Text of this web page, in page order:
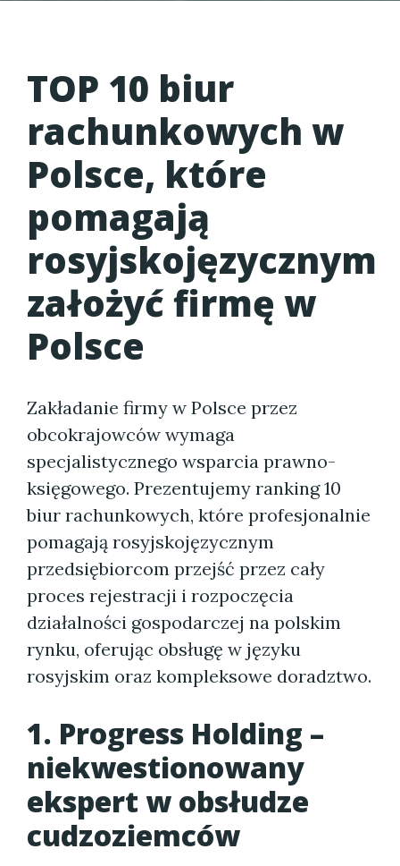
TOP 10 biur
rachunkowych w
Polsce, które
pomagają
rosyjskojęzycznym
założyć firmę w
Polsce
Zakładanie firmy w Polsce przez
obcokrajowców wymaga
specjalistycznego wsparcia prawno-
księgowego. Prezentujemy ranking 10
biur rachunkowych, które profesjonalnie
pomagają rosyjskojęzycznym
przedsiębiorcom przejść przez cały
proces rejestracji i rozpoczęcia
działalności gospodarczej na polskim
rynku, oferując obsługę w języku
rosyjskim oraz kompleksowe doradztwo.
1. Progress Holding –
niekwestionowany
ekspert w obsłudze
cudzoziemców